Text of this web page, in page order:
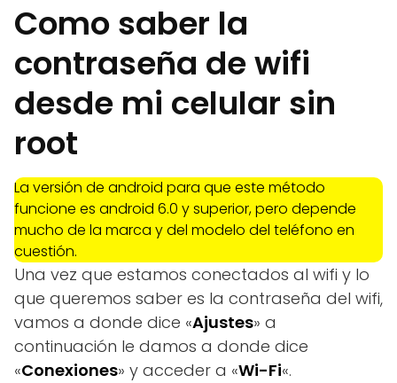
Como saber la
contraseña de wifi
desde mi celular sin
root
La versión de android para que este método
funcione es android 6.0 y superior, pero depende
mucho de la marca y del modelo del teléfono en
cuestión.
Una vez que estamos conectados al wifi y lo
que queremos saber es la contraseña del wifi,
vamos a donde dice «Ajustes» a
continuación le damos a donde dice
«Conexiones» y acceder a «Wi-Fi«.